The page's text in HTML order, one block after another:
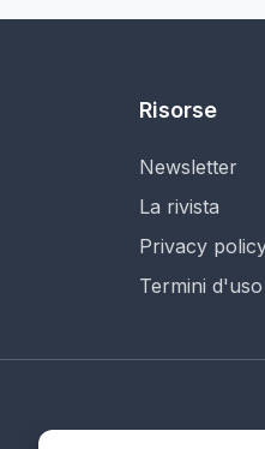
Risorse
Newsletter
La rivista
Privacy
Termini d'uso